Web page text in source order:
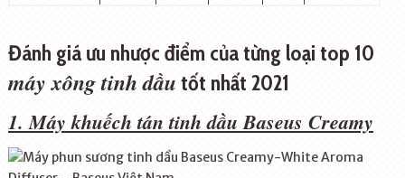
Đánh giá ưu nhược điểm của từng loại top 10
máy xông tinh dầu tốt nhất 2021
1. Máy khuếch tán tinh dầu Baseus Creamy